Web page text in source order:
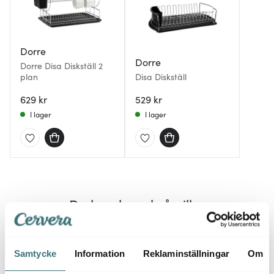
Samtycke Information Reklaminställningar Om
Dorre
Dorre Disa Diskställ 2
plan
629 kr
I lager
Dorre
Disa Diskställ
529 kr
I lager
Du kanske också gillar